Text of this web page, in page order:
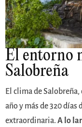
El entorno
Salobreña
El clima de
año y más de 320
extraordinaria. A lo